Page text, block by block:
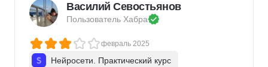
Василий Севостьянов
Пользователь Хабра
февраль 2025
Нейросети. Практический курс